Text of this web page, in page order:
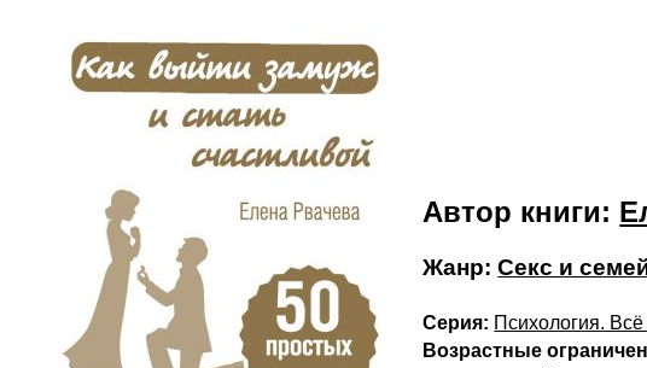
Автор книги:
Жанр:Секс и
Серия: Психология.
Возрастные